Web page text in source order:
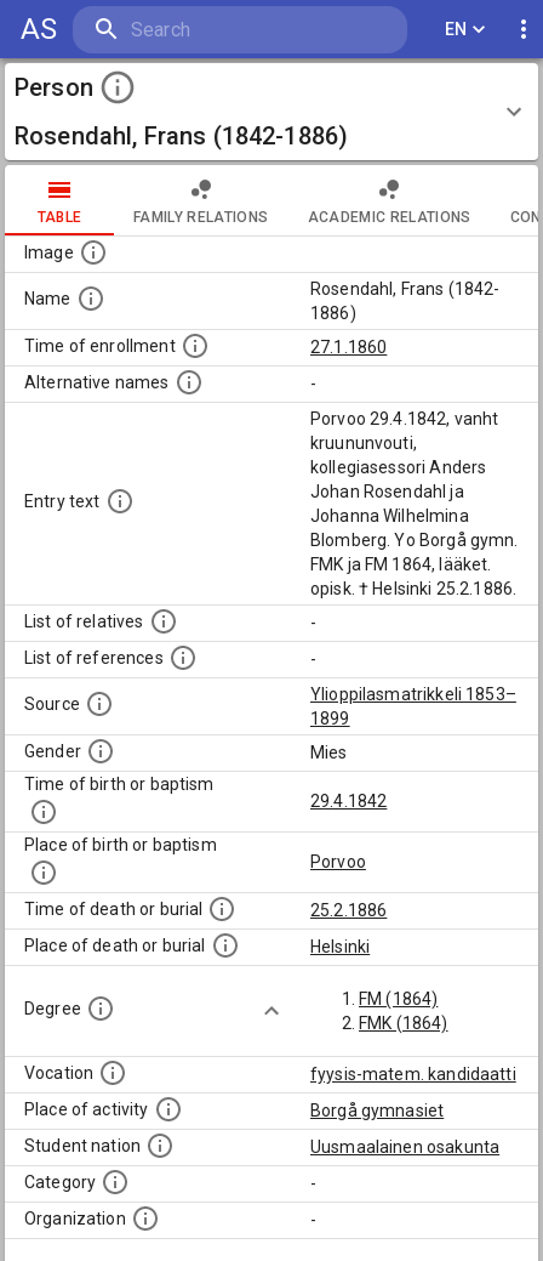
AS EN
Person
Rosendahl, Frans (1842-1886)
TABLE FAMILY RELATIONS ACADEMIC RELATIONS
Image
Name
Rosendahl, Frans (1842-
1886)
Time of enrollment
27.1.1860
Alternative names
-
Entry text
Porvoo 29.4.1842, vanht
kruununvouti,
kollegiasessori Anders
Johan Rosendahl ja
Johanna Wilhelmina
Blomberg. Yo Borgå gymn.
FMK ja FM 1864, lääket.
opisk. † Helsinki 25.2.1886.
List of relatives
-
List of references
-
Source
Ylioppilasmatrikkeli 1853–
1899
Gender
Mies
Time of birth or baptism
29.4.1842
Place of birth or baptism
Porvoo
Time of death or burial
25.2.1886
Place of death or burial
Helsinki
Degree
FM (1864)
FMK (1864)
Vocation
fyysis-matem. kandidaatti
Place of activity
Borgå gymnasiet
Student nation
Uusmaalainen osakunta
Category
-
Organization
-